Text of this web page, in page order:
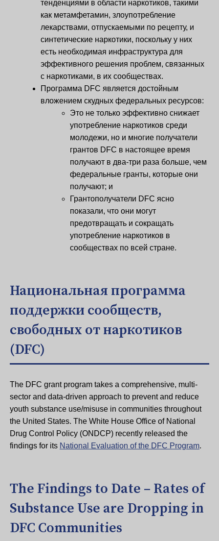
тенденциями в области наркотиков, такими
как метамфетамин, злоупотребление
лекарствами, отпускаемыми по рецепту, и
синтетические наркотики, поскольку у них
есть необходимая инфраструктура для
эффективного решения проблем, связанных
с наркотиками, в их сообществах.
Программа DFC является достойным
вложением скудных федеральных ресурсов:
Это не только эффективно снижает
употребление наркотиков среди
молодежи, но и многие получатели
грантов DFC в настоящее время
получают в два-три раза больше, чем
федеральные гранты, которые они
получают; и
Грантополучатели DFC ясно
показали, что они могут
предотвращать и сокращать
употребление наркотиков в
сообществах по всей стране.
Национальная программа
поддержки сообществ,
свободных от наркотиков
(DFC)
The DFC grant program takes a comprehensive, multi-
sector and data-driven approach to prevent and reduce
youth substance use/misuse in communities throughout
the United States. The White House Office of National
Drug Control Policy (ONDCP) recently released the
findings for its National Evaluation of the DFC Program.
The Findings to Date – Rates of
Substance Use are Dropping in
DFC Communities